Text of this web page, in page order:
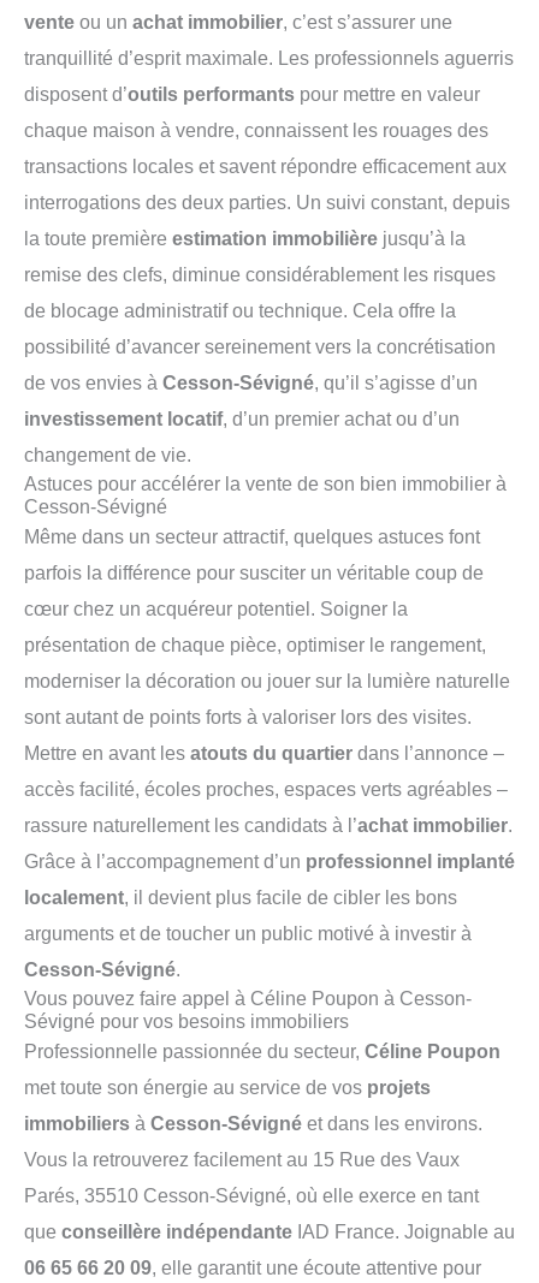
vente ou un achat immobilier, c’est s’assurer une
tranquillité d’esprit maximale. Les professionnels aguerris
disposent d’outils performants pour mettre en valeur
chaque maison à vendre, connaissent les rouages des
transactions locales et savent répondre efficacement aux
interrogations des deux parties. Un suivi constant, depuis
la toute première estimation immobilière jusqu’à la
remise des clefs, diminue considérablement les risques
de blocage administratif ou technique. Cela offre la
possibilité d’avancer sereinement vers la concrétisation
de vos envies à Cesson-Sévigné, qu’il s’agisse d’un
investissement locatif, d’un premier achat ou d’un
changement de vie.
Astuces pour accélérer la vente de son bien immobilier à
Cesson-Sévigné
Même dans un secteur attractif, quelques astuces font
parfois la différence pour susciter un véritable coup de
cœur chez un acquéreur potentiel. Soigner la
présentation de chaque pièce, optimiser le rangement,
moderniser la décoration ou jouer sur la lumière naturelle
sont autant de points forts à valoriser lors des visites.
Mettre en avant les atouts du quartier dans l’annonce –
accès facilité, écoles proches, espaces verts agréables –
rassure naturellement les candidats à l’achat immobilier.
Grâce à l’accompagnement d’un professionnel implanté
localement, il devient plus facile de cibler les bons
arguments et de toucher un public motivé à investir à
Cesson-Sévigné.
Vous pouvez faire appel à Céline Poupon à Cesson-
Sévigné pour vos besoins immobiliers
Professionnelle passionnée du secteur, Céline Poupon
met toute son énergie au service de vos projets
immobiliers à Cesson-Sévigné et dans les environs.
Vous la retrouverez facilement au 15 Rue des Vaux
Parés, 35510 Cesson-Sévigné, où elle exerce en tant
que conseillère indépendante IAD France. Joignable au
06 65 66 20 09, elle garantit une écoute attentive pour